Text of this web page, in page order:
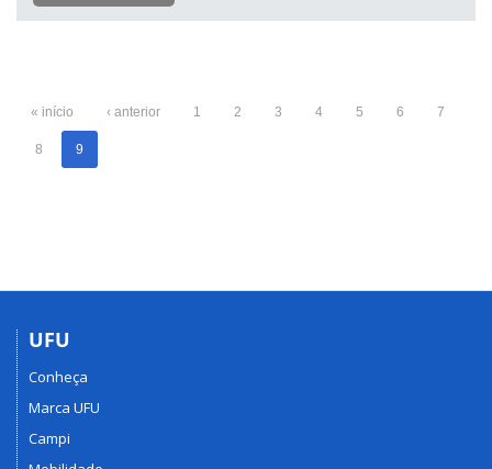
« início ‹ anterior 1 2 3 4 5 6 7
8 9
UFU
Conheça
Marca UFU
Campi